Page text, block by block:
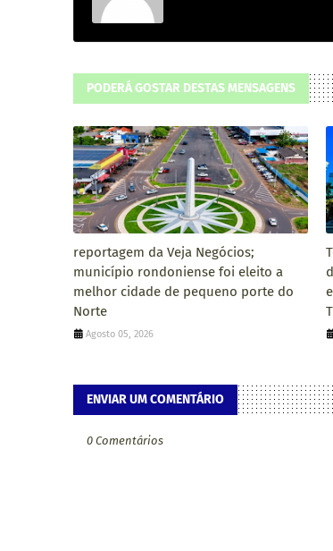
PODERÁ GOSTAR DESTAS MENSAGENS
reportagem da Veja Negócios;
município rondoniense foi eleito a
melhor cidade de pequeno porte do
Norte
Agosto 05, 2026
ENVIAR UM COMENTÁRIO
0 Comentários